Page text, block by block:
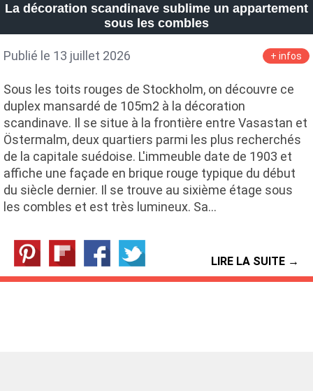
La décoration scandinave sublime un appartement
sous les combles
Publié le 13 juillet 2026 + infos
Sous les toits rouges de Stockholm, on découvre ce
duplex mansardé de 105m2 à la décoration
scandinave. Il se situe à la frontière entre Vasastan et
Östermalm, deux quartiers parmi les plus recherchés
de la capitale suédoise. L'immeuble date de 1903 et
affiche une façade en brique rouge typique du début
du siècle dernier. Il se trouve au sixième étage sous
les combles et est très lumineux. Sa…
LIRE LA SUITE →